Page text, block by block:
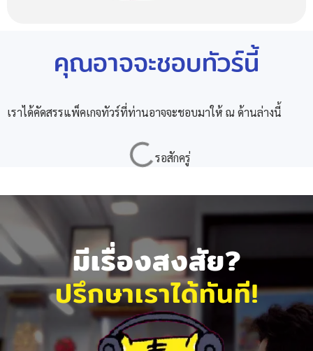
คุณอาจจะชอบทัวร์นี้
เราได้คัดสรรแพ็คเกจทัวร์ที่ท่านอาจจะชอบมาให้ ณ ด้านล่างนี้
มีเรื่องสงสัย?
ปรึกษาเราได้ทันที!